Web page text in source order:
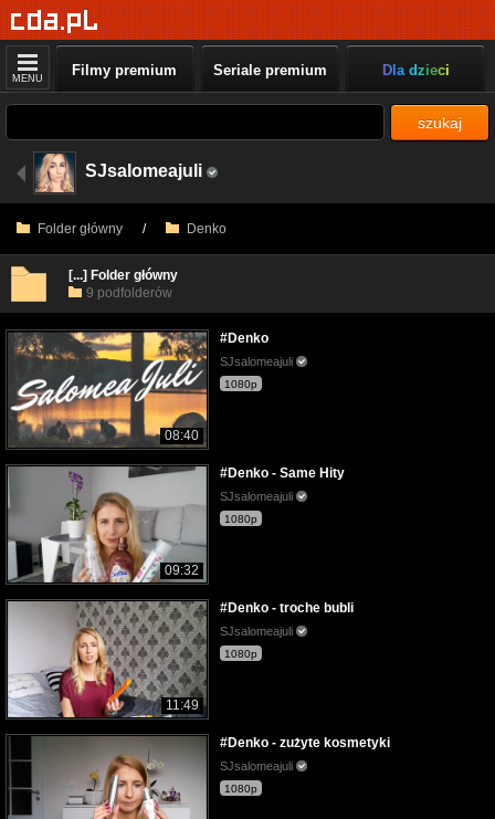
MENU Filmy premium Seriale premium Dla dzieci
szukaj
SJsalomeajuli
Folder główny / Denko
[...] Folder główny
9 podfolderów
08:40
#Denko
SJsalomeajuli
1080p
09:32
#Denko - Same Hity
SJsalomeajuli
1080p
11:49
#Denko - troche bubli
SJsalomeajuli
1080p
#Denko - zużyte kosmetyki
SJsalomeajuli
1080p